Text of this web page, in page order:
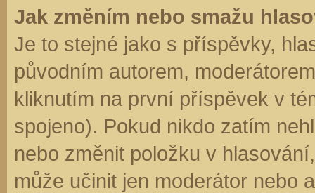
Jak změním nebo smažu
Je to stejné jako s příspěvky,
původním autorem,
kliknutím na první příspěvek v
spojeno). Pokud nikdo zatím
nebo změnit položku v
může učinit jen moderátor nebo